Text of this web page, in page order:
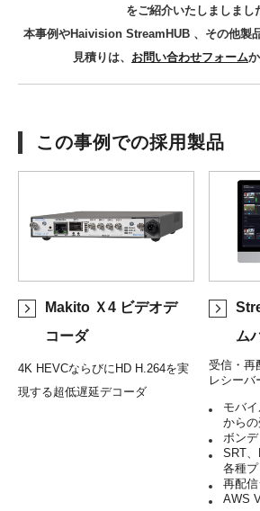
をご紹介いたしましまし
本事例やHaivision StreamHUB 、その他製
見積りは、 お問い合わせフォーム
この事例での採用製品
Makito Ｘ4 ビデオデ
コーダ
4K HEVCならびにHD H.264を実
現する超低遅延デコーダ
ム
受信・再
レシーバ
モバ
から
ボン
SRT
各種
再配
AWS